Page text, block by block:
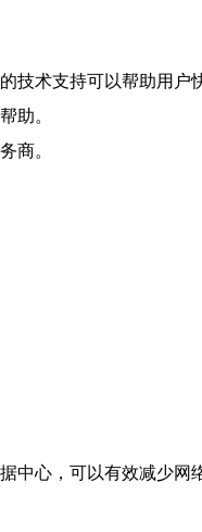
术支持可以帮助用户
助。
商。
中心，可以有效减少